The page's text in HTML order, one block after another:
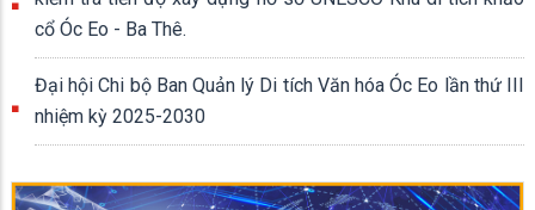
cổ Óc Eo - Ba Thê.
Đại hội Chi bộ Ban Quản lý Di tích Văn hóa Óc Eo lần thứ III
nhiệm kỳ 2025-2030